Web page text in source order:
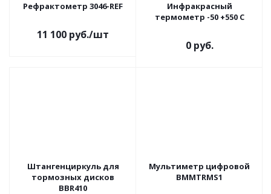
Рефрактометр 3046-REF
11 100 руб./шт
Инфракрасный
термометр -50 +550 C
0 руб.
Штангенциркуль для
тормозных дисков
BBR410
Мультиметр цифровой
BMMTRMS1